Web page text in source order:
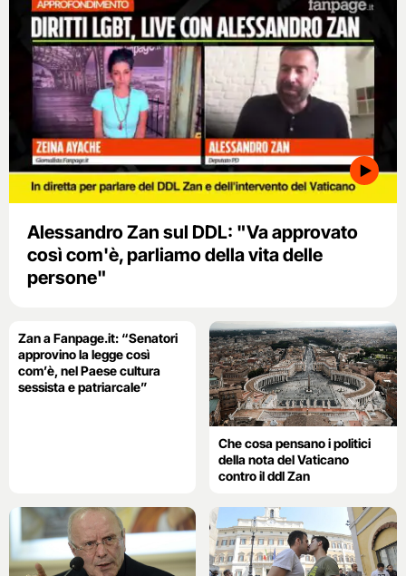
Alessandro Zan sul DDL: "Va approvato
così com'è, parliamo della vita delle
persone"
Zan a Fanpage.it: “Senatori
approvino la legge così
com’è, nel Paese cultura
sessista e patriarcale”
Che cosa pensano i politici
della nota del Vaticano
contro il ddl Zan